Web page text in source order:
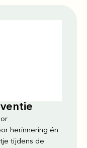
herinnering én
tijdens de